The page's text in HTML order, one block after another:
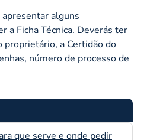
alguns
a Ficha Técnica. Deverás ter
proprietário, a Certidão do
número de processo de
que serve e onde pedir